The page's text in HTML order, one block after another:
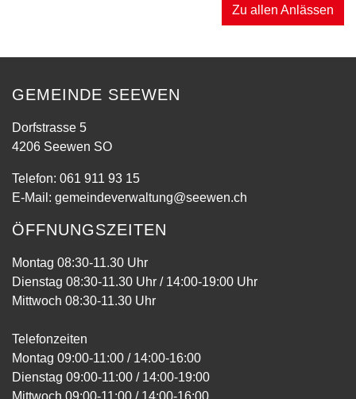
Zu allen Anlässen
GEMEINDE SEEWEN
Dorfstrasse 5
4206 Seewen SO
Telefon: 061 911 93 15
E-Mail: gemeindeverwaltung@seewen.ch
ÖFFNUNGSZEITEN
Montag 08:30-11.30 Uhr
Dienstag 08:30-11.30 Uhr / 14:00-19:00 Uhr
Mittwoch 08:30-11.30 Uhr
Telefonzeiten
Montag 09:00-11:00 / 14:00-16:00
Dienstag 09:00-11:00 / 14:00-19:00
Mittwoch 09:00-11:00 / 14:00-16:00